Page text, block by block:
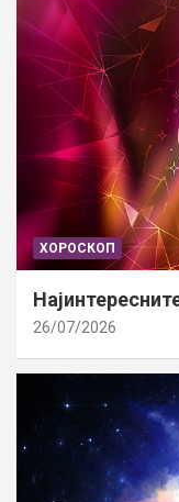
ХОРОСКОП
26/07/2026